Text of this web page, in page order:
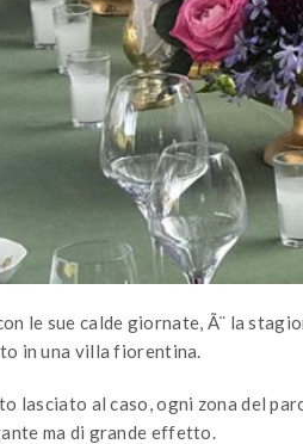
le sue calde giornate, Ã¨ la
in una villa fiorentina.
lasciato al caso, ogni zona del
ma di grande effetto.